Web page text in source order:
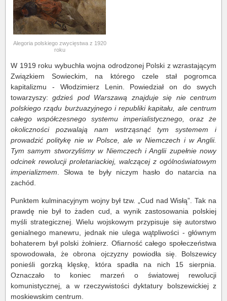
Alegoria polskiego zwycięstwa z 1920
roku
W 1919 roku wybuchła wojna odrodzonej Polski z wzrastającym
Związkiem Sowieckim, na którego czele stał pogromca
kapitalizmu - Włodzimierz Lenin. Powiedział on do swych
towarzyszy:gdzieś pod Warszawą znajduje się nie centrum
polskiego rządu burżuazyjnego i republiki kapitału, ale centrum
całego współczesnego systemu imperialistycznego, oraz że
okoliczności pozwalają nam wstrząsnąć tym systemem i
prowadzić politykę nie w Polsce, ale w Niemczech i w Anglii.
Tym samym stworzyliśmy w Niemczech i Anglii zupełnie nowy
odcinek rewolucji proletariackiej, walczącej z ogólnoświatowym
imperializmem . Słowa te były niczym hasło do natarcia na
zachód.
Punktem kulminacyjnym wojny był tzw. „Cud nad Wisłą”. Tak na
prawdę nie był to żaden cud, a wynik zastosowania polskiej
myśli strategicznej. Wielu wojskowym przypisuje się autorstwo
genialnego manewru, jednak nie ulega wątpliwości - głównym
bohaterem był polski żołnierz. Ofiarność całego społeczeństwa
spowodowała, że obrona ojczyzny powiodła się. Bolszewicy
ponieśli gorzką klęskę, która spadła na nich 15 sierpnia.
Oznaczało to koniec marzeń o światowej rewolucji
komunistycznej, a w rzeczywistości dyktatury bolszewickiej z
moskiewskim centrum.